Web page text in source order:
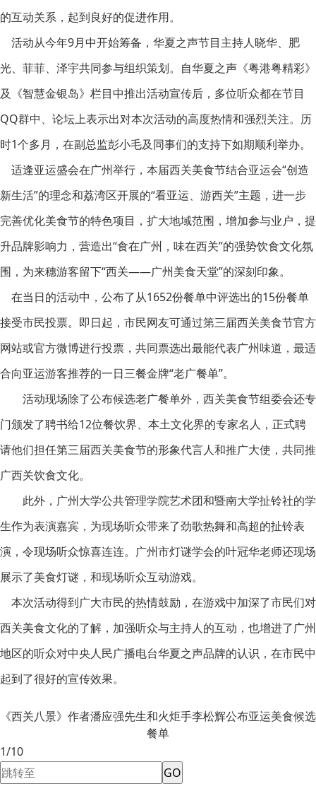
的互动关系，起到良好的促进作用。
活动从今年9月中开始筹备，华夏之声节目主持人晓华、肥
光、菲菲、泽宇共同参与组织策划。自华夏之声《粤港粤精彩》
及《智慧金银岛》栏目中推出活动宣传后，多位听众都在节目
QQ群中、论坛上表示出对本次活动的高度热情和强烈关注。历
时1个多月，在副总监彭小毛及同事们的支持下如期顺利举办。
适逢亚运盛会在广州举行，本届西关美食节结合亚运会“创造
新生活”的理念和荔湾区开展的“看亚运、游西关”主题，进一步
完善优化美食节的特色项目，扩大地域范围，增加参与业户，提
升品牌影响力，营造出“食在广州，味在西关”的强势饮食文化氛
围，为来穗游客留下“西关——广州美食天堂”的深刻印象。
在当日的活动中，公布了从1652份餐单中评选出的15份餐单
接受市民投票。即日起，市民网友可通过第三届西关美食节官方
网站或官方微博进行投票，共同票选出最能代表广州味道，最适
合向亚运游客推荐的一日三餐金牌“老广餐单”。
活动现场除了公布候选老广餐单外，西关美食节组委会还专
门颁发了聘书给12位餐饮界、本土文化界的专家名人，正式聘
请他们担任第三届西关美食节的形象代言人和推广大使，共同推
广西关饮食文化。
此外，广州大学公共管理学院艺术团和暨南大学扯铃社的学
生作为表演嘉宾，为现场听众带来了劲歌热舞和高超的扯铃表
演，令现场听众惊喜连连。广州市灯谜学会的叶冠华老师还现场
展示了美食灯谜，和现场听众互动游戏。
本次活动得到广大市民的热情鼓励，在游戏中加深了市民们对
西关美食文化的了解，加强听众与主持人的互动，也增进了广州
地区的听众对中央人民广播电台华夏之声品牌的认识，在市民中
起到了很好的宣传效果。
《西关八景》作者潘应强先生和火炬手李松辉公布亚运美食候选
餐单
1/10
GO